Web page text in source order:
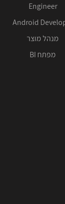
Engineer
Android
מנהל מוצר
מפתח BI